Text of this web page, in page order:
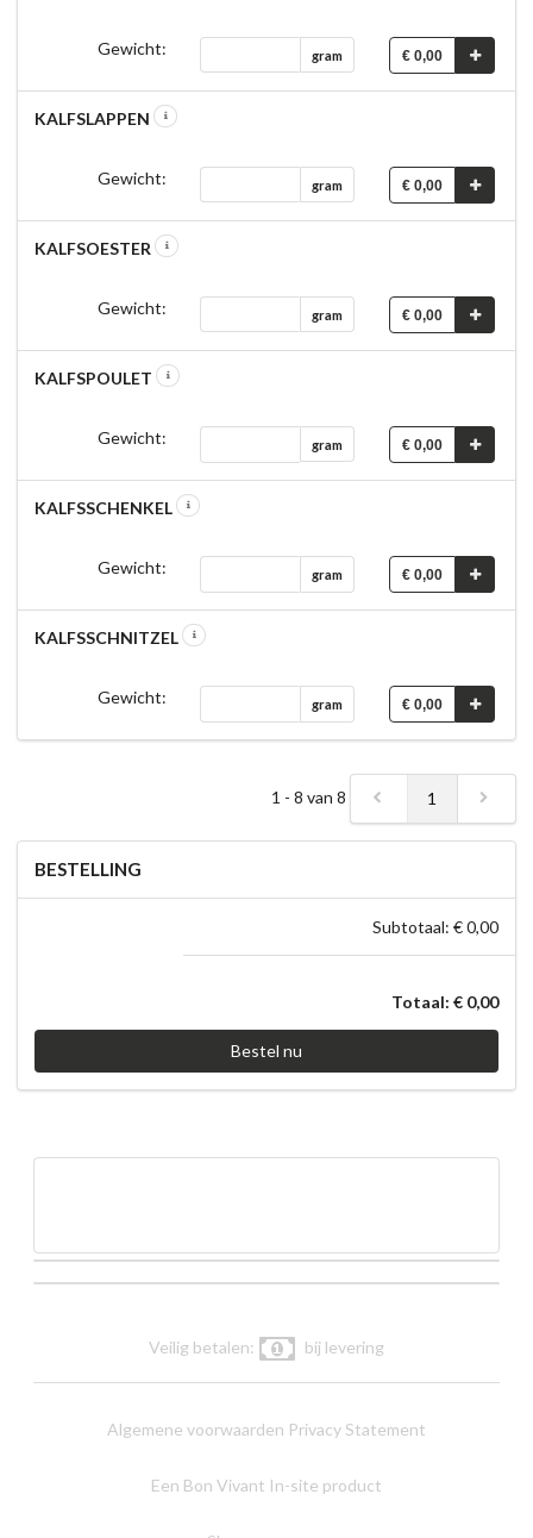
Gewicht: gram € 0,00
KALFSLAPPEN
Gewicht: gram € 0,00
KALFSOESTER
Gewicht: gram € 0,00
KALFSPOULET
Gewicht: gram € 0,00
KALFSSCHENKEL
Gewicht: gram € 0,00
KALFSSCHNITZEL
Gewicht: gram € 0,00
1 - 8 van 8 1
BESTELLING
Subtotaal: € 0,00
Totaal: € 0,00
Bestel nu
Veilig betalen: bij levering
Algemene voorwaarden Privacy Statement
Een Bon Vivant In-site product